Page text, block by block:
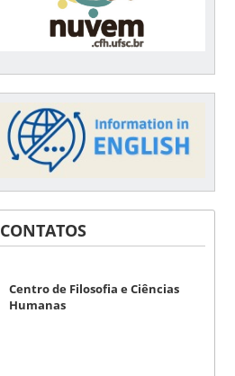
CONTATOS
Centro de Filosofia e Ciências
Humanas